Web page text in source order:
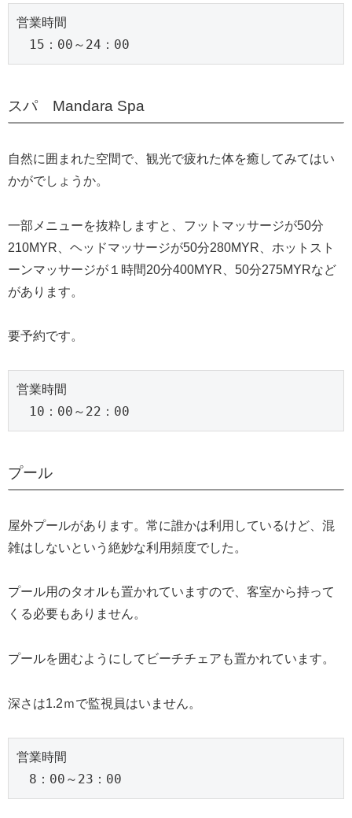
営業時間
15：00～24：00
スパ Mandara Spa
自然に囲まれた空間で、観光で疲れた体を癒してみてはい
かがでしょうか。
一部メニューを抜粋しますと、フットマッサージが50分
210MYR、ヘッドマッサージが50分280MYR、ホットスト
ーンマッサージが１時間20分400MYR、50分275MYRなど
があります。
要予約です。
営業時間
10：00～22：00
プール
屋外プールがあります。常に誰かは利用しているけど、混
雑はしないという絶妙な利用頻度でした。
プール用のタオルも置かれていますので、客室から持って
くる必要もありません。
プールを囲むようにしてビーチチェアも置かれています。
深さは1.2ｍで監視員はいません。
営業時間
8：00～23：00